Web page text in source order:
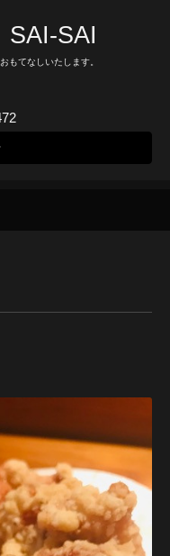
もてなしいたします。